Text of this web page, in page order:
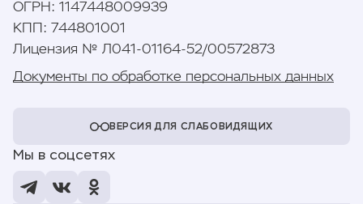
ОГРН: 1147448009939
КПП : 744801001
Лицензия № Л041-01164-52/00572873
Документы по обработке персональных данных
ВЕРСИЯ ДЛЯ СЛАБОВИДЯЩИХ
Мы в соцсетях